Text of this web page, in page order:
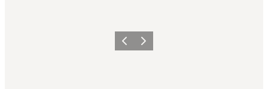
ZurückWeiter